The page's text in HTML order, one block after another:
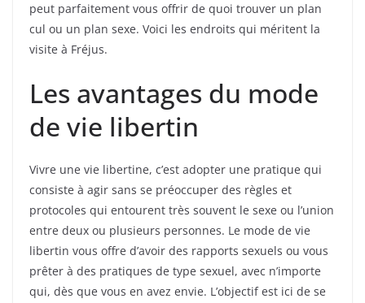
peut parfaitement vous offrir de quoi trouver un plan
cul ou un plan sexe. Voici les endroits qui méritent la
visite à Fréjus.
Les avantages du mode
de vie libertin
Vivre une vie libertine, c’est adopter une pratique qui
consiste à agir sans se préoccuper des règles et
protocoles qui entourent très souvent le sexe ou l’union
entre deux ou plusieurs personnes. Le mode de vie
libertin vous offre d’avoir des rapports sexuels ou vous
prêter à des pratiques de type sexuel, avec n’importe
qui, dès que vous en avez envie. L’objectif est ici de se